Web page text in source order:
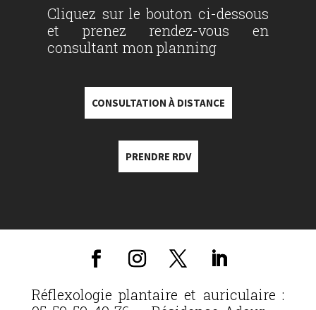
Cliquez sur le bouton ci-dessous
et prenez rendez-vous en
consultant mon planning
CONSULTATION À DISTANCE
PRENDRE RDV
Réflexologie plantaire et auriculaire :